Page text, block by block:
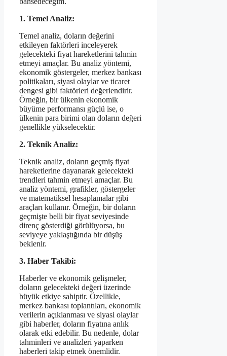
1. Temel Analiz:
Temel analiz, doların değerini
etkileyen faktörleri inceleyerek
gelecekteki fiyat hareketlerini tahmin
etmeyi amaçlar. Bu analiz yöntemi,
ekonomik göstergeler, merkez bankası
politikaları, siyasi olaylar ve ticaret
dengesi gibi faktörleri değerlendirir.
Örneğin, bir ülkenin ekonomik
büyüme performansı güçlü ise, o
ülkenin para birimi olan doların değeri
genellikle yükselecektir.
2. Teknik Analiz:
Teknik analiz, doların geçmiş fiyat
hareketlerine dayanarak gelecekteki
trendleri tahmin etmeyi amaçlar. Bu
analiz yöntemi, grafikler, göstergeler
ve matematiksel hesaplamalar gibi
araçları kullanır. Örneğin, bir doların
geçmişte belli bir fiyat seviyesinde
direnç gösterdiği görülüyorsa, bu
seviyeye yaklaştığında bir düşüş
beklenir.
3. Haber Takibi:
Haberler ve ekonomik gelişmeler,
doların gelecekteki değeri üzerinde
büyük etkiye sahiptir. Özellikle,
merkez bankası toplantıları, ekonomik
verilerin açıklanması ve siyasi olaylar
gibi haberler, doların fiyatına anlık
olarak etki edebilir. Bu nedenle, dolar
tahminleri ve analizleri yaparken
haberleri takip etmek önemlidir.